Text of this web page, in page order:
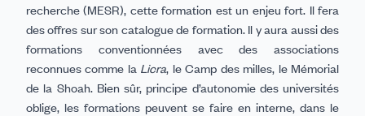
recherche (MESR), cette formation est un enjeu fort. Il fera
des offres sur son catalogue de formation. Il y aura aussi des
formations conventionnées avec des associations
reconnues comme la Licra, le Camp des milles, le Mémorial
de la Shoah. Bien sûr, principe d’autonomie des universités
oblige, les formations peuvent se faire en interne, dans le